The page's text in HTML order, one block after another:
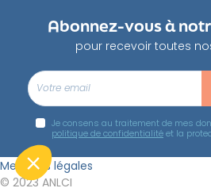
Abonnez-vous à
pour recevoir toutes
Je consens au traitement de mes
politique de confidentialitéet la
© 2023 ANLCI
Mentions légales